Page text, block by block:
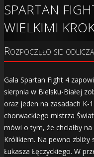
SPARTAN
WIELKIMI
Rozpoczęło sie
Gala Spartan Fight 4
sierpnia w Bielsku-Białej
oraz jeden na zasadach K-
chorwackiego mistrza
mówi o tym, że chciałby
Królikiem. Na pewno
Łukasza Łęczyckiego. W